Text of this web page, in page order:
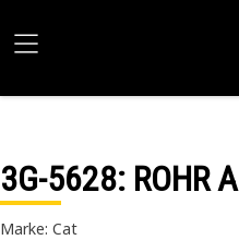
3G-5628: ROHR A
Marke: Cat